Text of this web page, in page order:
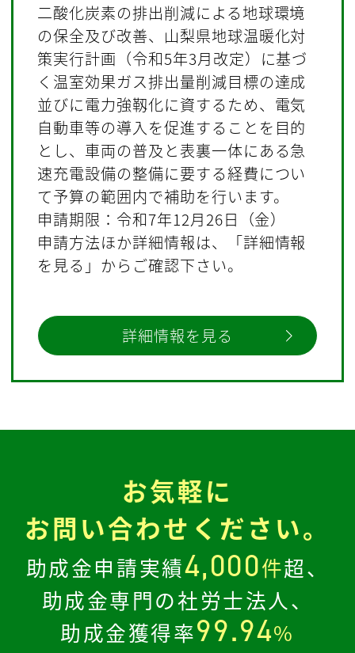
二酸化炭素の排出削減による地球環境
の保全及び改善、山梨県地球温暖化対
策実行計画（令和5年3月改定）に基づ
く温室効果ガス排出量削減目標の達成
並びに電力強靱化に資するため、電気
自動車等の導入を促進することを目的
とし、車両の普及と表裏一体にある急
速充電設備の整備に要する経費につい
て予算の範囲内で補助を行います。
申請期限：令和7年12月26日（金）
申請方法ほか詳細情報は、「詳細情報
を見る」からご確認下さい。
詳細情報を見る
お気軽に
お問い合わせください。
助成金申請実績4,000件超、
助成金専門の社労士法人、
助成金獲得率99.94%